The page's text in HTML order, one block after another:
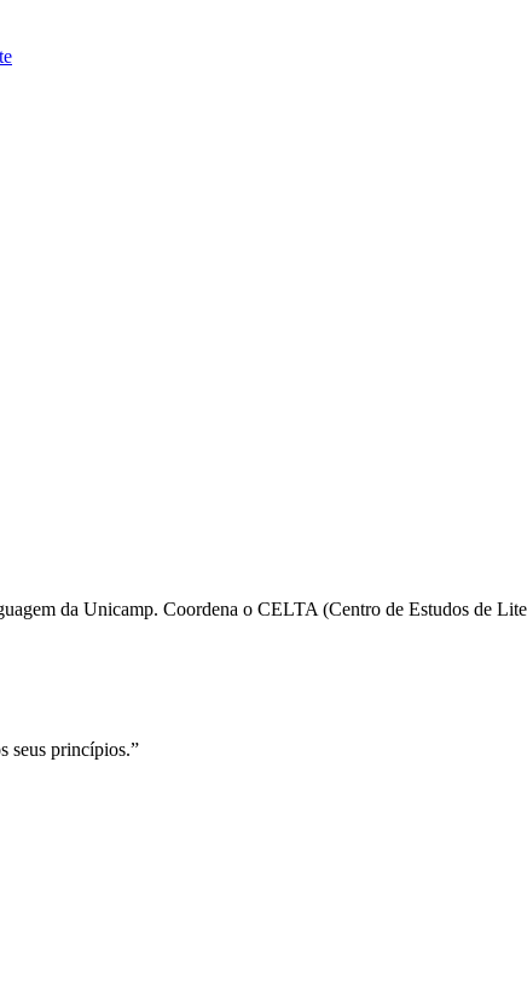
da Unicamp. Coordena o CELTA (Centro de Estudos de
seus princípios.”